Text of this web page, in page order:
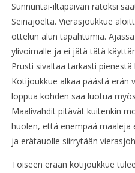
Sunnuntai-iltapäivän ratoksi
Seinäjoelta. Vierasjoukkue
ottelun alun tapahtumia.
ylivoimalle ja ei jätä tätä
Prusti sivaltaa tarkasti
Kotijoukkue alkaa päästä erän
loppua kohden saa luotua
Maalivahdit pitävät kuitenkin
huolen, että enempää maaleja
ja erätauolle siirrytään
Toiseen erään kotijoukkue